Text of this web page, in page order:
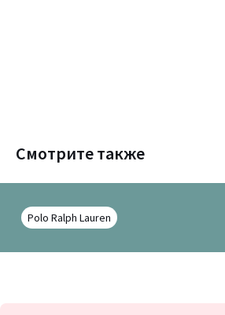
Смотрите также
Polo Ralph Lauren